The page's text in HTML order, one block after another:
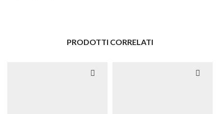
PRODOTTI CORRELATI